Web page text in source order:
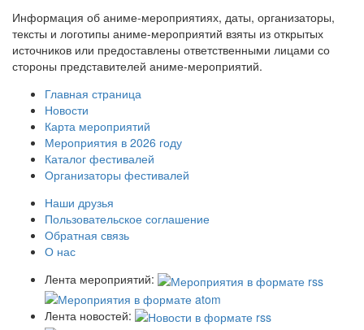
Информация об аниме-мероприятиях, даты, организаторы,
тексты и логотипы аниме-мероприятий взяты из открытых
источников или предоставлены ответственными лицами со
стороны представителей аниме-мероприятий.
Главная страница
Новости
Карта мероприятий
Мероприятия в 2026 году
Каталог фестивалей
Организаторы фестивалей
Наши друзья
Пользовательское соглашение
Обратная связь
О нас
Лента мероприятий:
Лента новостей: